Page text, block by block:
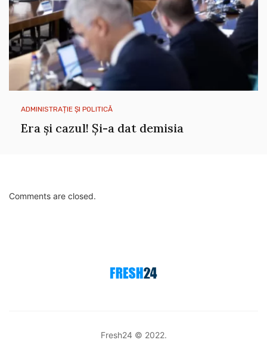
ADMINISTRAȚIE ȘI POLITICĂ
Era și cazul! Și-a dat demisia
Comments are closed.
Fresh24 © 2022.